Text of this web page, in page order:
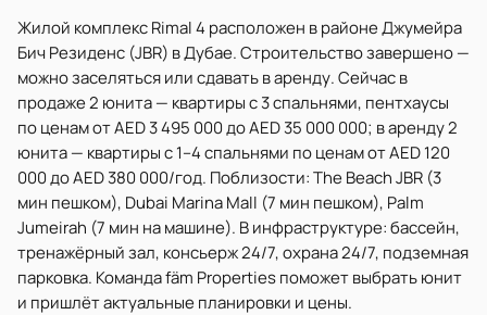
Жилой комплекс Rimal 4 расположен в районе Джумейра
Бич Резиденс (JBR) в Дубае. Строительство завершено —
можно заселяться или сдавать в аренду. Сейчас в
продаже 2 юнита — квартиры с 3 спальнями, пентхаусы
по ценам от AED 3 495 000 до AED 35 000 000; в аренду 2
юнита — квартиры с 1–4 спальнями по ценам от AED 120
000 до AED 380 000/год. Поблизости: The Beach JBR (3
мин пешком), Dubai Marina Mall (7 мин пешком), Palm
Jumeirah (7 мин на машине). В инфраструктуре: бассейн,
тренажёрный зал, консьерж 24/7, охрана 24/7, подземная
парковка. Команда fäm Properties поможет выбрать юнит
и пришлёт актуальные планировки и цены.